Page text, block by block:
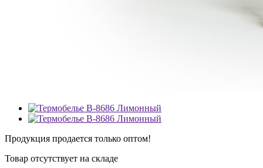
Продукция продается только оптом!
Товар отсутствует на складе